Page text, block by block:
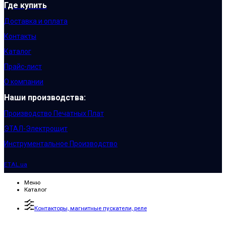
Где купить
Доставка и оплата
Контакты
Каталог
Прайс-лист
О компании
Наши производства:
Производство Печатных Плат
ЭТАЛ-Электрощит
Инструментальное Производство
ETAL.ua
Меню
Каталог
Контакторы, магнитные пускатели, реле